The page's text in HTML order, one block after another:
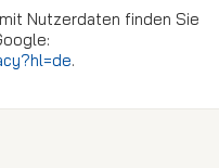
Nutzerdaten finden Sie
.